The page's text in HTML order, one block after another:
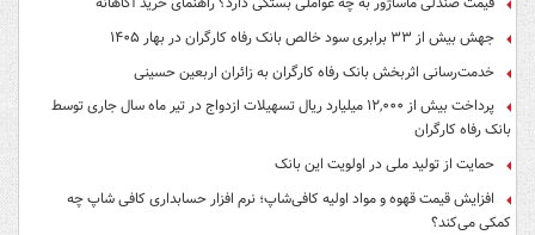
جهش بیش از ۳۳ برابری سود خالص بانک رفاه کارگران در بهار ۱۴۰۵
خدمت‌رسانی اثربخش بانک رفاه کارگران به زائران اربعین حسینی
پرداخت بیش از ۱۲,۰۰۰ میلیارد ریال تسهیلات ازدواج در تیر ماه سال جاری توسط
بانک رفاه کارگران
حمایت از تولید ملی در اولویت این بانک
افزایش قیمت قهوه و مواد اولیه کافی‌شاپ؛ نرم افزار حسابداری کافی شاپ چه
کمکی می‌کند؟